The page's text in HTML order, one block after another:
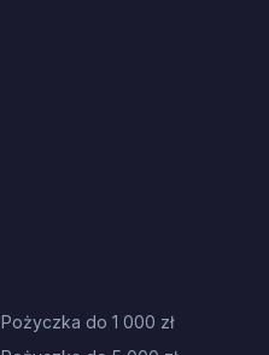
Pożyczka do 1 000 zł